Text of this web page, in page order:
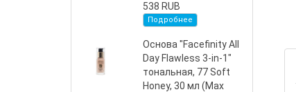
538 RUB
Подробнее
Основа "Facefinity All
Day Flawless 3-in-1"
тональная, 77 Soft
Honey, 30 мл (Max